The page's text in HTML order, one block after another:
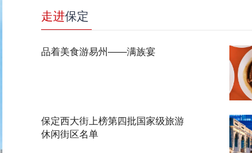
走进保定
品着美食游易州——满族宴
保定西大街上榜第四批国家级旅游
休闲街区名单